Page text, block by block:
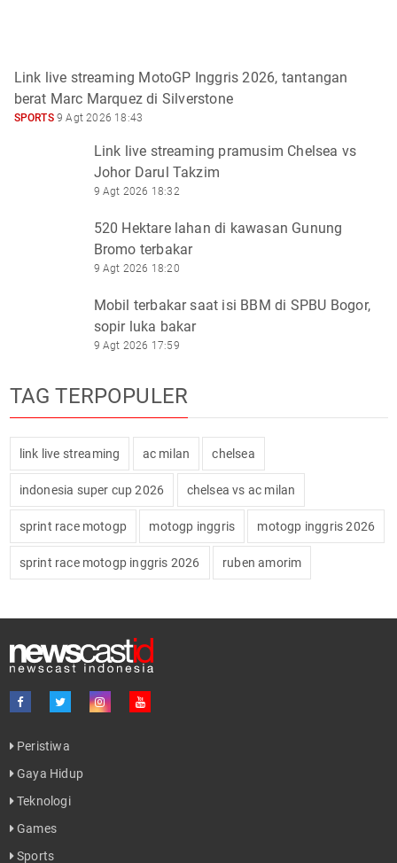
Link live streaming MotoGP Inggris 2026, tantangan
berat Marc Marquez di Silverstone
SPORTS9 Agt 2026 18:43
Link live streaming pramusim Chelsea vs
Johor Darul Takzim
9 Agt 2026 18:32
520 Hektare lahan di kawasan Gunung
Bromo terbakar
9 Agt 2026 18:20
Mobil terbakar saat isi BBM di SPBU Bogor,
sopir luka bakar
9 Agt 2026 17:59
TAG TERPOPULER
link live streaming ac milan chelsea
indonesia super cup 2026 chelsea vs ac milan
sprint race motogp motogp inggris motogp inggris 2026
sprint race motogp inggris 2026 ruben amorim
Peristiwa
Gaya Hidup
Teknologi
Games
Sports